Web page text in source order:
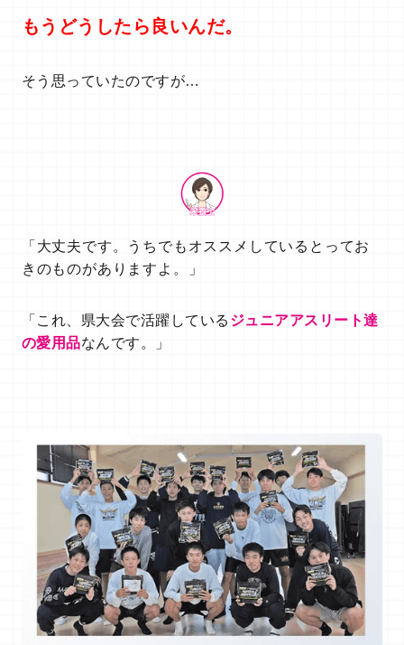
もうどうしたら良いんだ。
そう思っていたのですが…
「大丈夫です。うちでもオススメしているとってお
きのものがありますよ。」
「これ、県大会で活躍している ジュニアアスリート達
の愛用品なんです。」